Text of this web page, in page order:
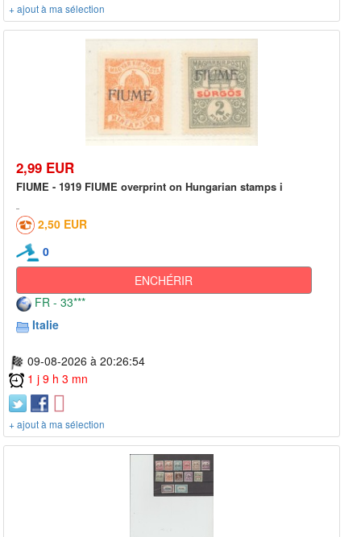
+ ajout à ma sélection
2,99 EUR
FIUME - 1919 FIUME overprint on Hungarian stamps i
2,50 EUR
0
ENCHÉRIR
FR - 33***
Italie
09-08-2026 à 20:26:54
1 j 9 h 3 mn
+ ajout à ma sélection